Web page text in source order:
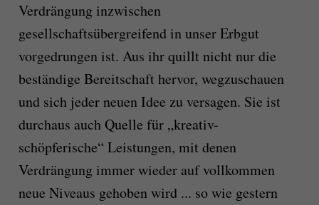
Verdrängung inzwischen
gesellschaftsübergreifend in unser Erbgut
vorgedrungen ist. Aus ihr quillt nicht nur die
beständige Bereitschaft hervor, wegzuschauen
und sich jeder neuen Idee zu versagen. Sie ist
durchaus auch Quelle für „kreativ-
schöpferische“ Leistungen, mit denen
Verdrängung immer wieder auf vollkommen
neue Niveaus gehoben wird ... so wie gestern